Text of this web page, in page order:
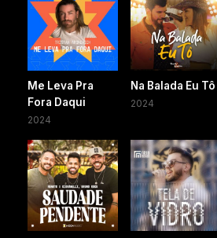
Me Leva Pra
Fora Daqui
2024
Na Balada Eu Tô
2024